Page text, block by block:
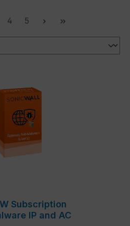
Seite
4 Seite
5
Subscription
IP and AC